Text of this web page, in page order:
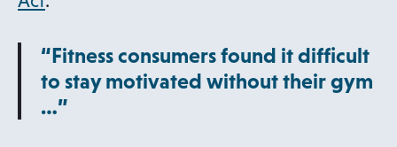
e
n
s
“Fitness consumers found it difficult
to stay motivated without their gym
…”